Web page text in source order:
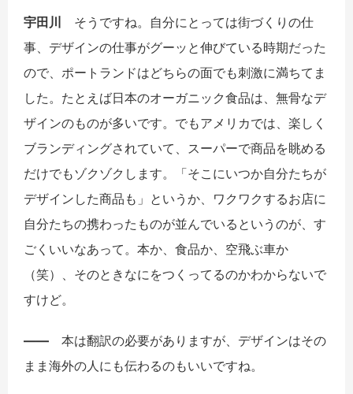
宇田川 そうですね。自分にとっては街づくりの仕
事、デザインの仕事がグーッと伸びている時期だった
ので、ポートランドはどちらの面でも刺激に満ちてま
した。たとえば日本のオーガニック食品は、無骨なデ
ザインのものが多いです。でもアメリカでは、楽しく
ブランディングされていて、スーパーで商品を眺める
だけでもゾクゾクします。「そこにいつか自分たちが
デザインした商品も」というか、ワクワクするお店に
自分たちの携わったものが並んでいるというのが、す
ごくいいなあって。本か、食品か、空飛ぶ車か
（笑）、そのときなにをつくってるのかわからないで
すけど。
―― 本は翻訳の必要がありますが、デザインはその
まま海外の人にも伝わるのもいいですね。